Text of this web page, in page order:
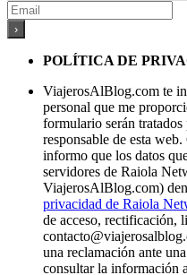
POLÍTICA DE
ViajerosAlBlog.com te
personal que me
formulario serán
responsable de esta
informo que los datos
servidores de Raiola
ViajerosAlBlog.com)
privacidad de Raiola
de acceso, rectificación,
una reclamación ante
consultar la información